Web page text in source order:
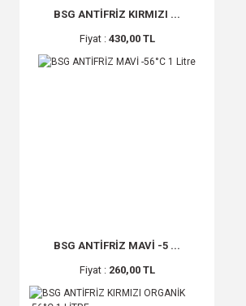
BSG ANTİFRİZ KIRMIZI ...
Fiyat : 430,00 TL
BSG ANTİFRİZ MAVİ -5 ...
Fiyat : 260,00 TL